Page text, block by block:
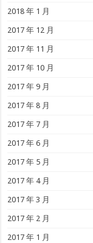
2018 年 1 月
2017 年 12 月
2017 年 11 月
2017 年 10 月
2017 年 9 月
2017 年 8 月
2017 年 7 月
2017 年 6 月
2017 年 5 月
2017 年 4 月
2017 年 3 月
2017 年 2 月
2017 年 1 月